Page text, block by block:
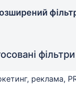
фільтри
реклама,